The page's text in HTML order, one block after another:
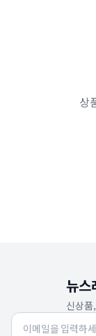
상
뉴스
신상